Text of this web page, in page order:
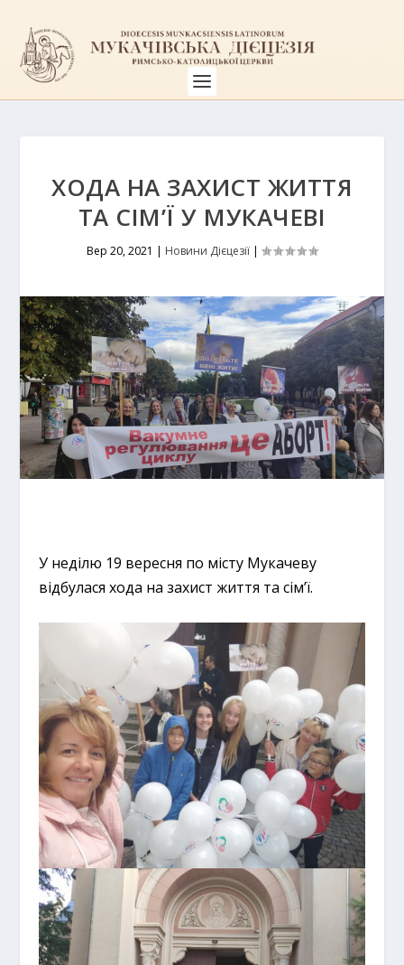
ХОДА НА ЗАХИСТ ЖИТТЯ
ТА СІМ’Ї У МУКАЧЕВІ
Вер 20, 2021 | Новини Дієцезії |
У неділю 19 вересня по місту Мукачеву
відбулася хода на захист життя та сім’ї.